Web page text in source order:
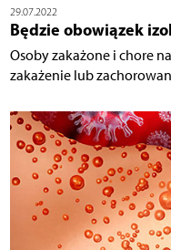
29.07.2022
Będzie obowiązek
Osoby zakażone i chore
zakażenie lub